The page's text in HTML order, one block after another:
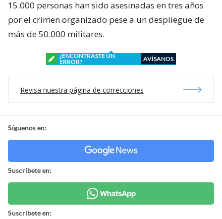
15.000 personas han sido asesinadas en tres años
por el crimen organizado pese a un despliegue de
más de 50.000 militares.
¿ENCONTRASTE UN
ERROR?
AVÍSANOS
Revisa nuestra página de correcciones
Síguenos en:
Suscríbete en:
Suscríbete en: